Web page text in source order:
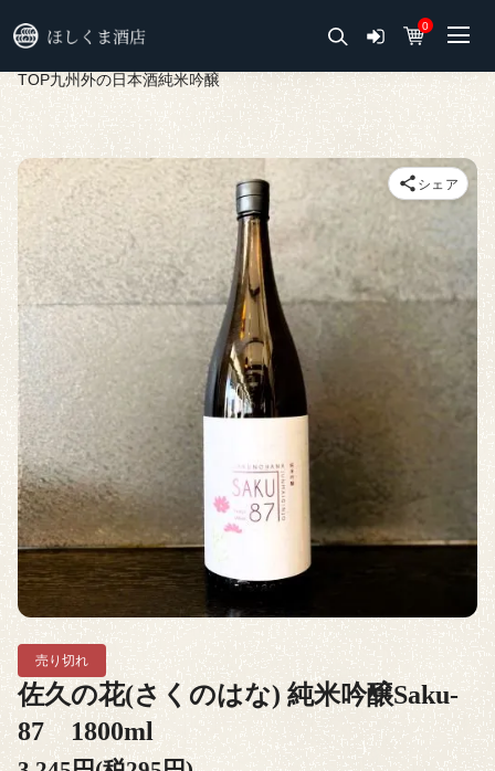
0
TOP九州外の日本酒純米吟醸
売り切れ
佐久の花(さくのはな) 純米吟醸Saku-
87 1800ml
シェア